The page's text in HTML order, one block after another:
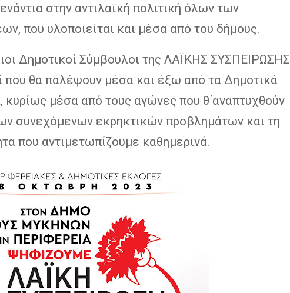
στην αντιλαϊκή πολιτική όλων των
που υλοποιείται και μέσα από του δήμους.
Δημοτικοί Σύμβουλοι της ΛΑΪΚΗΣ ΣΥΣΠΕΙΡΩΣΗΣ
που θα παλέψουν μέσα και έξω από τα Δημοτικά
κυρίως μέσα από τους αγώνες που θ΄αναπτυχθούν
συνεχόμενων εκρηκτικών προβλημάτων και τη
που αντιμετωπίζουμε καθημερινά.